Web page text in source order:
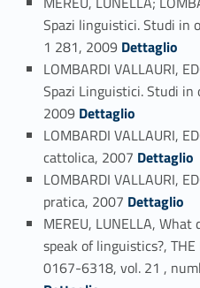
Spazi linguistici. Studi in
1 281, 2009 Link identifier #identifier_person_187160-163
Dettaglio
LOMBARDI VALLAURI,
Spazi Linguistici. Studi in
2009 Link identifier #identifier_person_63500-164
Dettaglio
LOMBARDI VALLAURI,
cattolica, 2007 Link identifier #identifier_person_124511-165
Dettaglio
LOMBARDI VALLAURI,
pratica, 2007 Link identifier #identifier_person_197818-166
Dettaglio
MEREU, LUNELLA,
speak of linguistics?, THE
0167-6318, vol. 21 ,